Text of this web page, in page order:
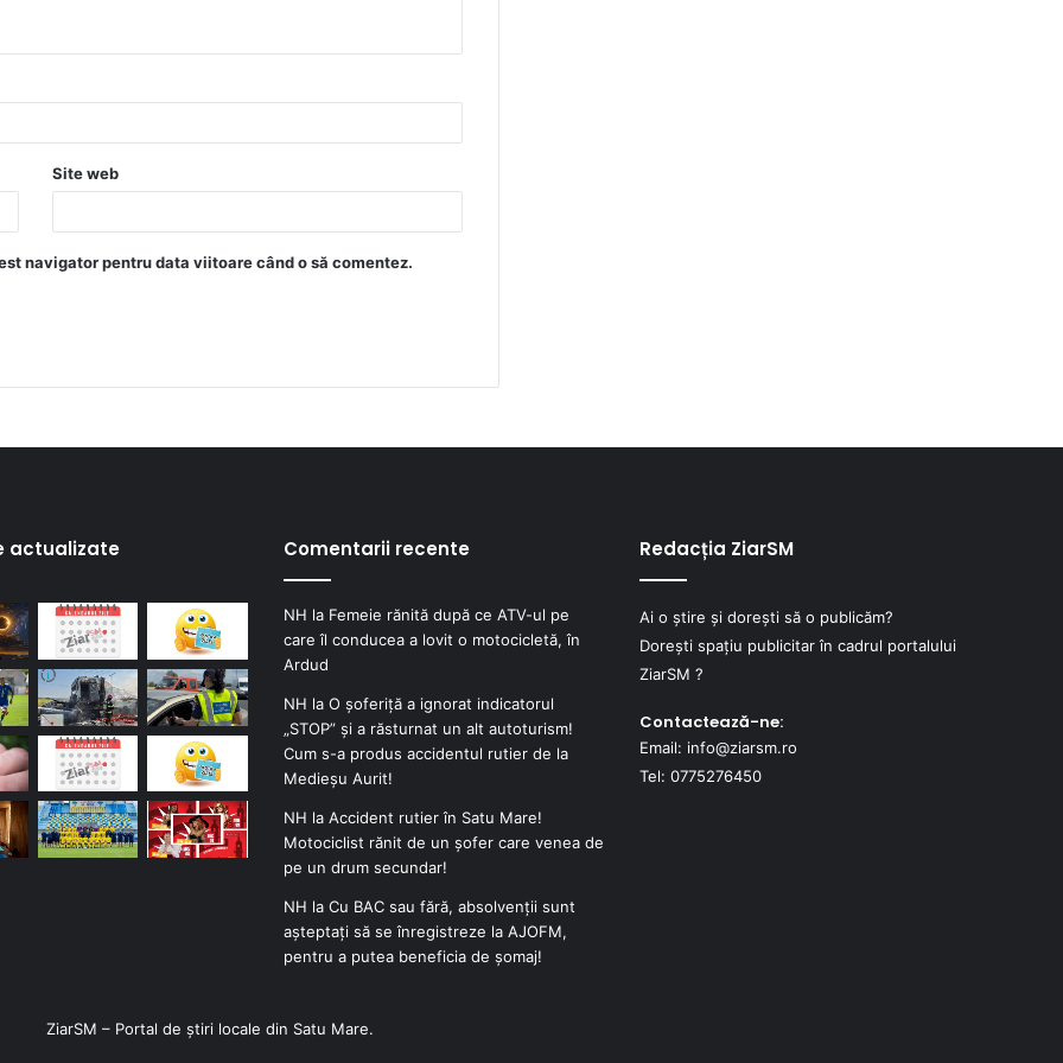
Site web
navigator pentru data viitoare când o să comentez.
actualizate Comentarii recente
NH la Femeie rănită după ce ATV-ul pe
care îl conducea a lovit o motocicletă, în
Ardud
NH la O șoferiță a ignorat indicatorul
„STOP” și a răsturnat un alt autoturism!
Cum s-a produs accidentul rutier de la
Medieșu Aurit!
NH la Accident rutier în Satu Mare!
Motociclist rănit de un șofer care venea de
pe un drum secundar!
NH la Cu BAC sau fără, absolvenții sunt
așteptați să se înregistreze la AJOFM,
pentru a putea beneficia de șomaj!
Redacția ZiarSM
Ai o știre și dorești să o publicăm?
Dorești spațiu publicitar în cadrul portalului
ZiarSM ?
Contactează-ne:
Email: info@ziarsm.ro
Tel: 0775276450
ZiarSM – Portal de știri locale din Satu Mare.